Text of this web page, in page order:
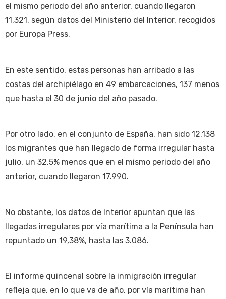
el mismo periodo del año anterior, cuando llegaron
11.321, según datos del Ministerio del Interior, recogidos
por Europa Press.
En este sentido, estas personas han arribado a las
costas del archipiélago en 49 embarcaciones, 137 menos
que hasta el 30 de junio del año pasado.
Por otro lado, en el conjunto de España, han sido 12.138
los migrantes que han llegado de forma irregular hasta
julio, un 32,5% menos que en el mismo periodo del año
anterior, cuando llegaron 17.990.
No obstante, los datos de Interior apuntan que las
llegadas irregulares por vía marítima a la Península han
repuntado un 19,38%, hasta las 3.086.
El informe quincenal sobre la inmigración irregular
refleja que, en lo que va de año, por vía marítima han